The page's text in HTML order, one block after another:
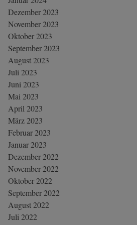
Dezember 2023
November 2023
Oktober 2023
September 2023
August 2023
Juli 2023
Juni 2023
Mai 2023
April 2023
März 2023
Februar 2023
Januar 2023
Dezember 2022
November 2022
Oktober 2022
September 2022
August 2022
Juli 2022